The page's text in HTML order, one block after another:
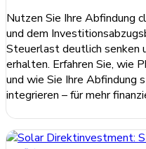
Nutzen Sie Ihre Abfindung
und dem
Steuerlast deutlich senken
erhalten. Erfahren Sie, wie
und wie Sie Ihre Abfindung
integrieren – für mehr
weiterlesen ...